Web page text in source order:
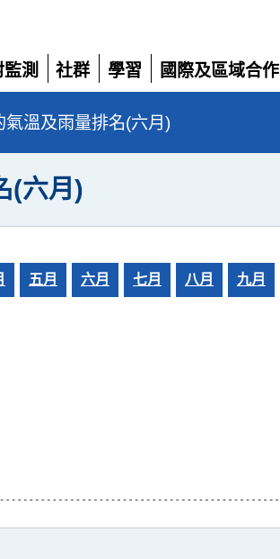
測
社群
展
開
學習
展
開
國際及區域合作
展
開
氣溫及雨量排名(六月)
(六月)
五月 六月 七月 八月 九月